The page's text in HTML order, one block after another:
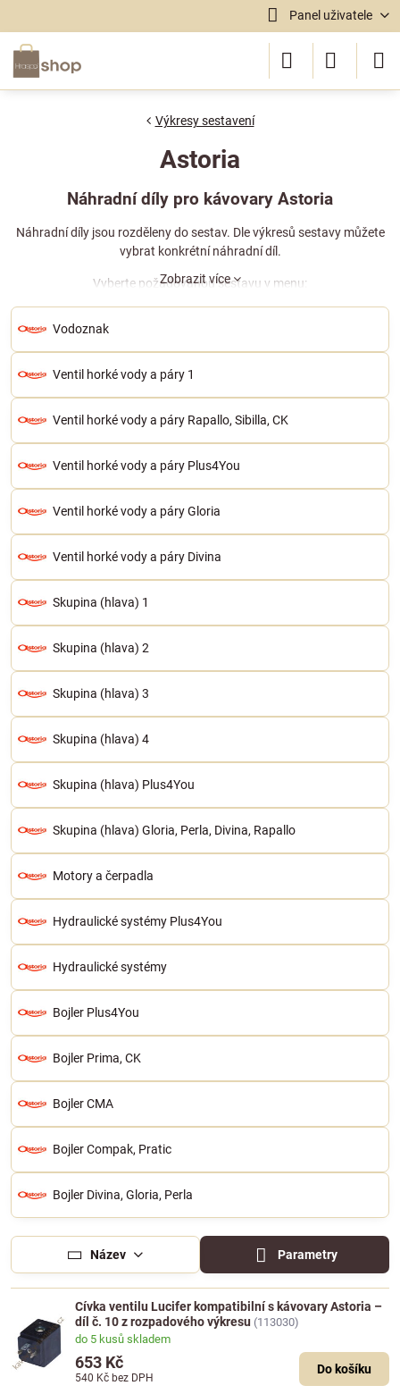
Panel uživatele
Výkresy sestavení
Astoria
Náhradní díly pro kávovary Astoria
Náhradní díly jsou rozděleny do sestav. Dle výkresů sestavy můžete
vybrat konkrétní náhradní díl.
Vyberte požadovanou sestavu v menu:
Zobrazit více
Vodoznak
Ventil horké vody a páry 1
Ventil horké vody a páry Rapallo, Sibilla, CK
Ventil horké vody a páry Plus4You
Ventil horké vody a páry Gloria
Ventil horké vody a páry Divina
Skupina (hlava) 1
Skupina (hlava) 2
Skupina (hlava) 3
Skupina (hlava) 4
Skupina (hlava) Plus4You
Skupina (hlava) Gloria, Perla, Divina, Rapallo
Motory a čerpadla
Hydraulické systémy Plus4You
Hydraulické systémy
Bojler Plus4You
Bojler Prima, CK
Bojler CMA
Bojler Compak, Pratic
Bojler Divina, Gloria, Perla
Název Parametry
Cívka ventilu Lucifer kompatibilní s kávovary Astoria –
díl č. 10 z rozpadového výkresu (113030)
do 5 kusů skladem
653 Kč
540 Kč bez DPH
Do košíku